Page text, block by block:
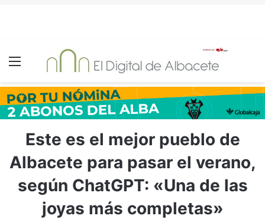
Menú
Este es el mejor pueblo de
Albacete para pasar el verano,
según ChatGPT: «Una de las
joyas más completas»